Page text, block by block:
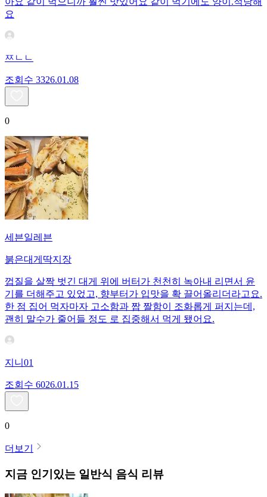
요
ㅉㄴㄴ
조회수 3326.01.08
0
세븐일레븐
붉은대게딱지장
껍질을 살짝 벗긴 대게 위에 버터가 천천히 녹아내 리면서 윤
기를 더해주고 있었고, 향부터가 입맛을 확 끌어올리더라고요.
한 점 집어 먹자마자 고소함과 짭 짤함이 조화롭게 퍼지는데,
괜히 말수가 줄어들 정도 로 집중해서 먹게 됐어요.
지니01
조회수 6026.01.15
0
더보기
지금 인기있는 일반식 음식 리뷰